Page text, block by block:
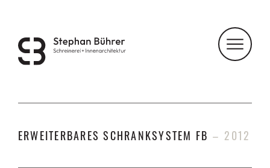
ERWEITERBARES SCHRANKSYSTEM FB – 2012